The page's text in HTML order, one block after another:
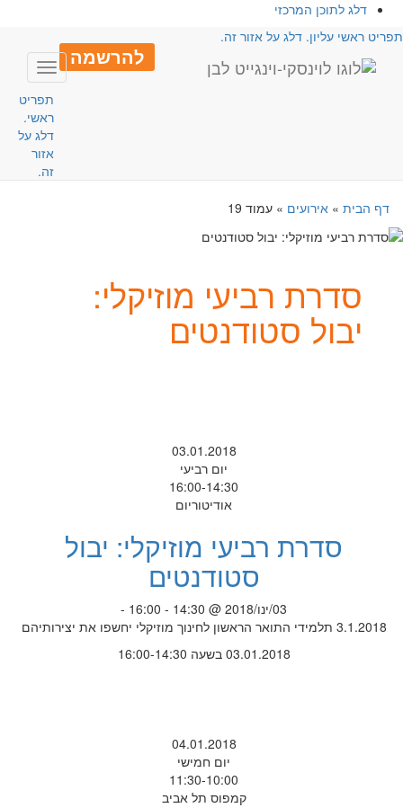
דלג לתוכן המרכזי
ראשי עליון. דלג על אזור זה.
להרשמה
Toggle
תפריט
ראשי.
דלג על
אזור
זה.
דף הבית» אירועים» עמוד 19
סדרת רביעי מוזיקלי:
יבול סטודנטים
03.01.2018
יום רביעי
16:00-14:30
אודיטוריום
סדרת רביעי מוזיקלי: יבול
סטודנטים
03/ינו/2018 @ 14:30 - 16:00 -
3.1.2018 תלמידי התואר הראשון לחינוך מוזיקלי יחשפו את יצירותיהם
03.01.2018 בשעה 16:00-14:30
04.01.2018
יום חמישי
11:30-10:00
קמפוס תל אביב